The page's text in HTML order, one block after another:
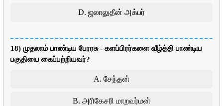
D. ஜலாலுதீன் அக்பர்
18) முதலாம் பாண்டிய பேரரசு - களப்பிரர்களை வீழ்த்தி பாண்டிய
பகுதியை கைப்பற்றியவர்?
A. சேந்தன்
B. அரிகேசரி மாறவர்மன்